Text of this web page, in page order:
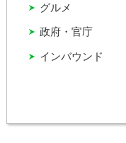
インバウンド
グルメ
政府・官庁